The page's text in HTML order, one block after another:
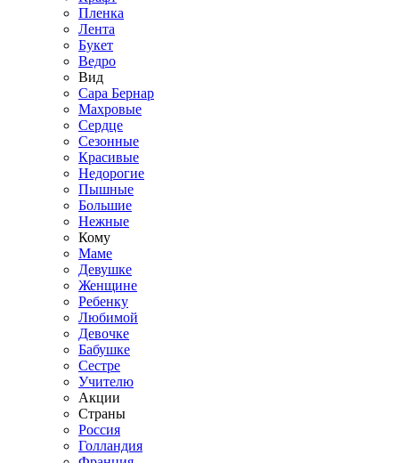
Пленка
Лента
Букет
Ведро
Вид
Сара Бернар
Махровые
Сердце
Сезонные
Красивые
Недорогие
Пышные
Большие
Нежные
Кому
Маме
Девушке
Женщине
Ребенку
Любимой
Девочке
Бабушке
Сестре
Учителю
Акции
Страны
Россия
Голландия